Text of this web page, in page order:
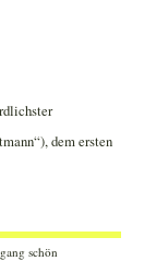
dem ersten
schön